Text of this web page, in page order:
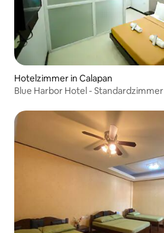
Hotelzimmer in Calapan
Blue Harbor Hotel - Standardzimmer